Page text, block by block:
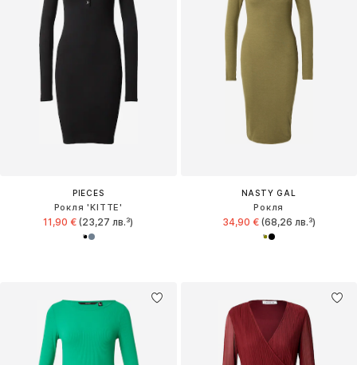
PIECES
Рокля 'KITTE'
11,90 € (23,27 лв.³)
NASTY GAL
Рокля
34,90 €(68,26 лв.³)